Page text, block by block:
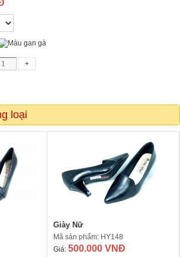
loại
Giày Nữ
Mã sản phẩm: HY148
Giá: 500.000 VNĐ